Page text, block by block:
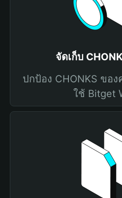
จัดเก็บ
ปกป้อง CHONKS ขอ
ใช้ Bitget